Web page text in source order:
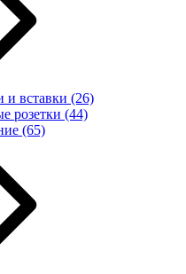
и вставки (26)
розетки (44)
(65)